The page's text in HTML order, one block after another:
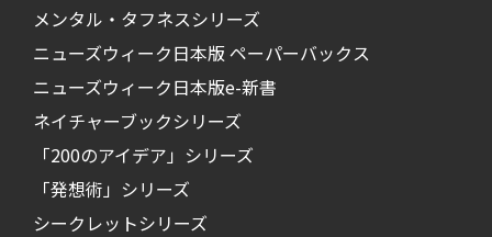
メンタル・タフネスシリーズ
ニューズウィーク日本版 ペーパーバックス
ニューズウィーク日本版e-新書
ネイチャーブックシリーズ
「200のアイデア」シリーズ
「発想術」シリーズ
シークレットシリーズ